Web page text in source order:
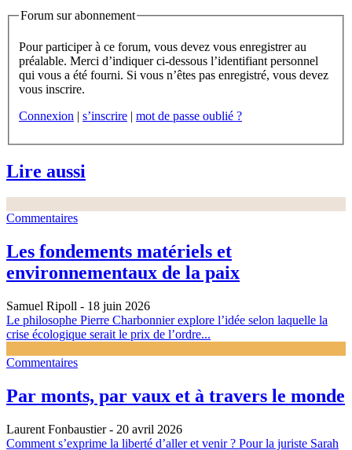
Forum sur abonnement
Pour participer à ce forum, vous devez vous enregistrer au
préalable. Merci d’indiquer ci-dessous l’identifiant personnel
qui vous a été fourni. Si vous n’êtes pas enregistré, vous devez
vous inscrire.
Connexion | s’inscrire | mot de passe oublié ?
Lire aussi
Commentaires
Les fondements matériels et
environnementaux de la paix
Samuel Ripoll - 18 juin 2026
Le philosophe Pierre Charbonnier explore l’idée selon laquelle la
crise écologique serait le prix de l’ordre...
Commentaires
Par monts, par vaux et à travers le monde
Laurent Fonbaustier- 20 avril 2026
Comment s’exprime la liberté d’aller et venir ? Pour la juriste Sarah